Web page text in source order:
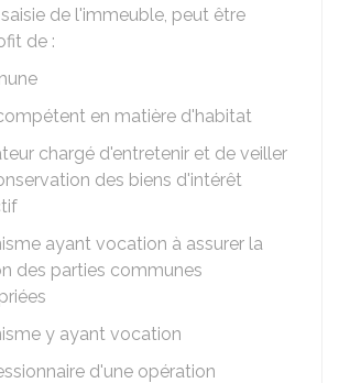
de l'immeuble, peut être
de :
en matière d'habitat
chargé d'entretenir et de veiller
des biens d'intérêt
ayant vocation à assurer la
des parties communes
y ayant vocation
d'une opération